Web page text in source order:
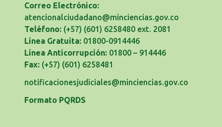
Correo Electrónico:
atencionalciudadano@minciencias.gov.co
Teléfono:(+57) (601) 6258480 ext. 2081
Línea Gratuita:01800-0914446
Línea Anticorrupción:01800 – 914446
Fax:(+57) (601) 6258481
notificacionesjudiciales@minciencias.gov.co
Formato PQRDS